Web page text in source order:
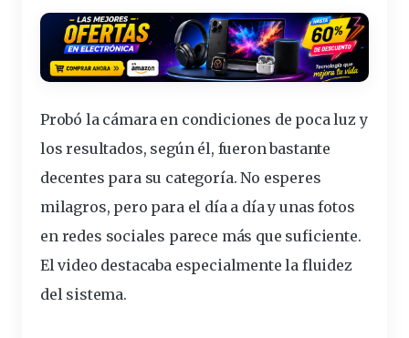
Probó la cámara en condiciones de poca luz y
los resultados, según él, fueron bastante
decentes para su categoría. No esperes
milagros, pero para el día a día y unas fotos
en redes sociales parece más que suficiente.
El video destacaba especialmente la fluidez
del sistema.